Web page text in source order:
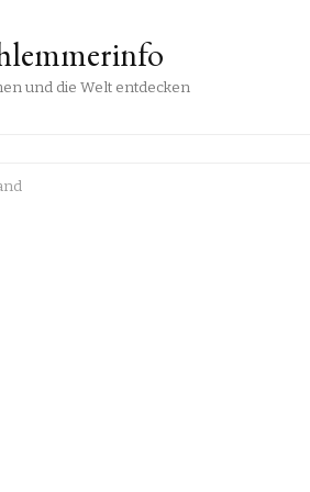
und die Welt entdecken